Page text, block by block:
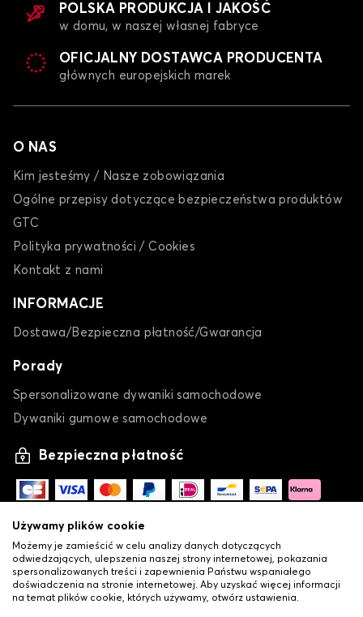
POLSKA PRODUKCJA I JAKOŚĆ
w domu, w naszej własnej fabryce
OFICJALNY DOSTAWCA PRODUCENTA
głównych europejskich marek
O NAS
Kim jesteśmy / Nasze zobowiązania
Ogólne przepisy dotyczące bezpieczeństwa produktów
GTC
Polityka prywatności / Cookies
Kontakt z nami
INFORMACJE
Dostawa/Bezpieczna płatność/Gwarancja
Porady
Spersonalizowane dywaniki samochodowe
Dywaniki gumowe samochodowe
Bezpieczna płatność
Używamy plików cookie
Możemy je zamieścić w celu analizy danych dotyczących
odwiedzających, ulepszenia naszej strony internetowej, pokazania
spersonalizowanych treści i zapewnienia Państwu wspaniałego
doświadczenia na stronie internetowej. Aby uzyskać więcej informacji
na temat plików cookie, których używamy, otwórz ustawienia.